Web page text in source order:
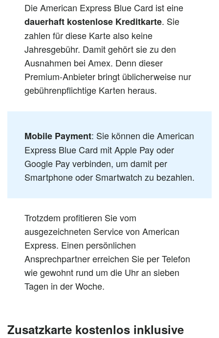
Die American Express Blue Card ist eine
dauerhaft kostenlose Kreditkarte. Sie
zahlen für diese Karte also keine
Jahresgebühr. Damit gehört sie zu den
Ausnahmen bei Amex. Denn dieser
Premium-Anbieter bringt üblicherweise nur
gebührenpflichtige Karten heraus.
Mobile Payment: Sie können die American
Express Blue Card mit Apple Pay oder
Google Pay verbinden, um damit per
Smartphone oder Smartwatch zu bezahlen.
Trotzdem profitieren Sie vom
ausgezeichneten Service von American
Express. Einen persönlichen
Ansprechpartner erreichen Sie per Telefon
wie gewohnt rund um die Uhr an sieben
Tagen in der Woche.
Zusatzkarte kostenlos inklusive